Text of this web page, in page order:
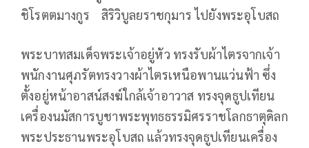
ชิโรตตมางกูร สิริวิบูลยราชกุมาร ไปยังพระอุโบสถ
พระบาทสมเด็จพระเจ้าอยู่หัว ทรงรับผ้าไตรจากเจ้า
พนักงานศุภรัตทรงวางผ้าไตรเหนือพานแว่นฟ้า ซึ่ง
ตั้งอยู่หน้าอาสน์สงฆ์ใกล้เจ้าอาวาส ทรงจุดธูปเทียน
เครื่องนมัสการบูชาพระพุทธธรรมิศรราชโลกธาตุดิลก
พระประธานพระอุโบสถ แล้วทรงจุดธูปเทียนเครื่อง